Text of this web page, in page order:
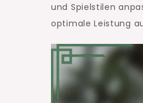
und Spielstilen
optimale Leistung